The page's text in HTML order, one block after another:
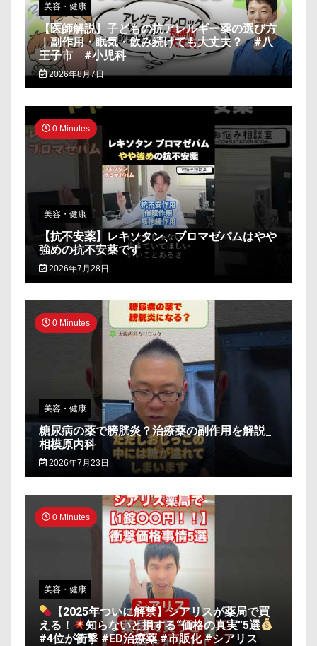
美容・健康
【医師解説】子どもの抗アレルギー薬の選び方
｜副作用・眠気・飲み続けても大丈夫？ #八
王子市 #小児科
2026年8月7日
0 Minutes
美容・健康
【抗不安薬】レキソタン、ブロマゼパムはやや
強めの抗不安薬です
2026年7月28日
0 Minutes
美容・健康
糖尿病の薬で膀胱炎？治療薬の副作用を解説_
相模原内科
2026年7月23日
0 Minutes
美容・健康
【2025年ついに解禁】シアリスが薬局で買
える！
知らないと損する“価格の真実”5選
#4位が衝撃 #ED治療薬 #市販化 #シアリス